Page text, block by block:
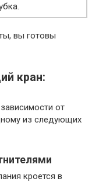
вы готовы
кран:
от
из следующих
кроется в